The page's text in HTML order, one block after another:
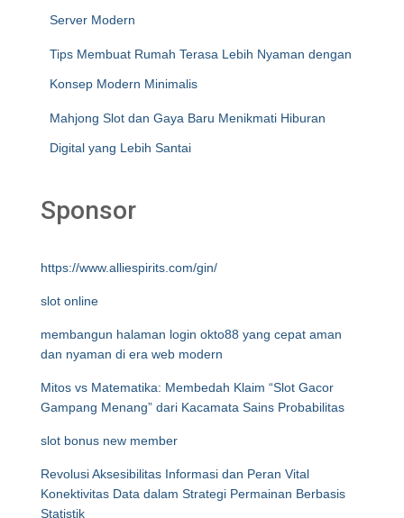
Server Modern
Tips Membuat Rumah Terasa Lebih Nyaman dengan
Konsep Modern Minimalis
Mahjong Slot dan Gaya Baru Menikmati Hiburan
Digital yang Lebih Santai
Sponsor
https://www.alliespirits.com/gin/
slot online
membangun halaman login okto88 yang cepat aman
dan nyaman di era web modern
Mitos vs Matematika: Membedah Klaim “Slot Gacor
Gampang Menang” dari Kacamata Sains Probabilitas
slot bonus new member
Revolusi Aksesibilitas Informasi dan Peran Vital
Konektivitas Data dalam Strategi Permainan Berbasis
Statistik